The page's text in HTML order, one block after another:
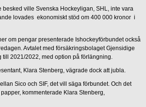
besked ville Svenska Hockeyligan, SHL, inte vara
lovades ekonomiskt stöd om 400 000 kronor i
om pengar presenterade Ishockeyförbundet också
Avtalet med försäkringsbolaget Gjensidige
till 2021/2022, med option på förlängning.
Klara Stenberg, vägrade dock att jubla.
Sico och SIF, det vill säga förbundet. Och det
kommenterade Klara Stenberg,